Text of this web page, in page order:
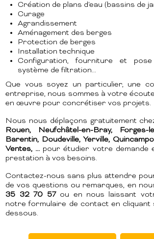
Création de plans d'eau (bassins de
Curage
Agrandissement
Aménagement des berges
Protection de berges
Installation technique
Configuration, fourniture et pose des pompes,
système de filtration…
Que vous soyez un particulier, une
entreprise, nous sommes à votre
en œuvre pour concrétiser vos projets.
Nous nous déplaçons gratuitement
Rouen, Neufchâtel-en-Bray, Forges-
Barentin, Doudeville, Yerville,
Ventes, ... pour étudier votre demande
prestation à vos besoins.
Contactez-nous sans plus attendre
de vos questions ou remarques, en
35 32 70 57ou en nous laissant
notre formulaire de contact en cliquant
dessous.